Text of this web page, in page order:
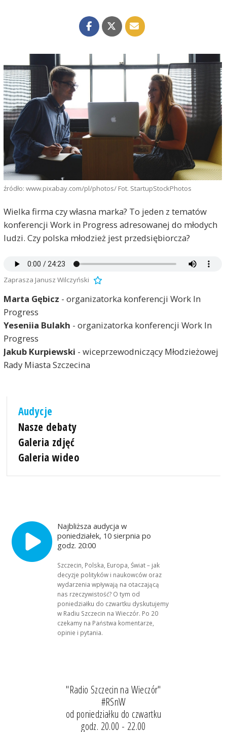
źródło: www.pixabay.com/pl/photos/ Fot. StartupStockPhotos
Wielka firma czy własna marka? To jeden z tematów
konferencji Work in Progress adresowanej do młodych
ludzi. Czy polska młodzież jest przedsiębiorcza?
Zaprasza Janusz Wilczyński
Marta Gębicz - organizatorka konferencji Work In
Progress
Yeseniia Bulakh - organizatorka konferencji Work In
Progress
Jakub Kurpiewski - wiceprzewodniczący Młodzieżowej
Rady Miasta Szczecina
Audycje
Nasze debaty
Galeria zdjęć
Galeria wideo
Najbliższa audycja w
poniedziałek, 10 sierpnia po
godz. 20:00
Szczecin, Polska, Europa, Świat – jak
decyzje polityków i naukowców oraz
wydarzenia wpływają na otaczającą
nas rzeczywistość? O tym od
poniedziałku do czwartku dyskutujemy
w Radiu Szczecin na Wieczór. Po 20
czekamy na Państwa komentarze,
opinie i pytania.
"Radio Szczecin na Wieczór"
#RSnW
od poniedziałku do czwartku
godz. 20.00 - 22.00